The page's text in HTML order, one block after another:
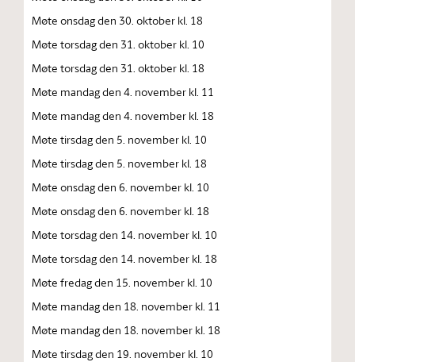
Møte onsdag den 30. oktober kl. 18
Møte torsdag den 31. oktober kl. 10
Møte torsdag den 31. oktober kl. 18
Møte mandag den 4. november kl. 11
Møte mandag den 4. november kl. 18
Møte tirsdag den 5. november kl. 10
Møte tirsdag den 5. november kl. 18
Møte onsdag den 6. november kl. 10
Møte onsdag den 6. november kl. 18
Møte torsdag den 14. november kl. 10
Møte torsdag den 14. november kl. 18
Møte fredag den 15. november kl. 10
Møte mandag den 18. november kl. 11
Møte mandag den 18. november kl. 18
Møte tirsdag den 19. november kl. 10